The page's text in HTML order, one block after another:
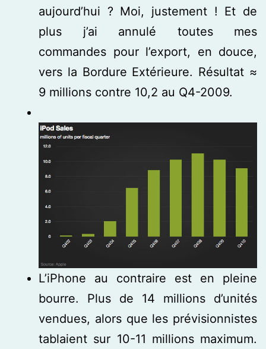
aujourd’hui ? Moi, justement ! Et de
plus j’ai annulé toutes mes
commandes pour l’export, en douce,
vers la Bordure Extérieure. Résultat ≈
9 millions contre 10,2 au Q4-2009.
L’iPhone au contraire est en pleine
bourre. Plus de 14 millions d’unités
vendues, alors que les prévisionnistes
tablaient sur 10-11 millions maximum.